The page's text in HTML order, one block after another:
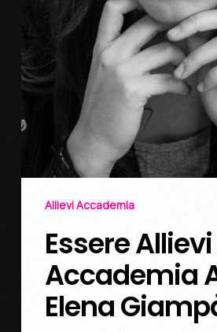
Allievi Accademia
Essere
Accademia
Elena